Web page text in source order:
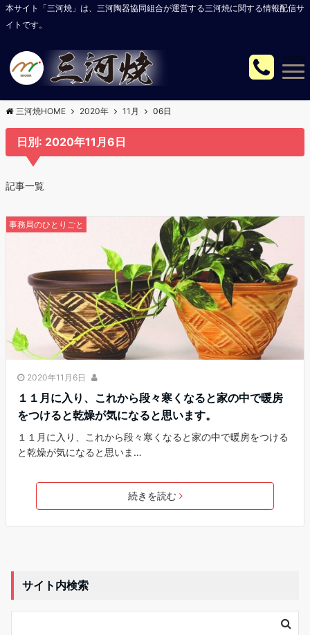
本サイト「三河焼」は、三河陶器協同組合が運営する三河焼に関する情報配信サ
イトです。
Menu
三河焼HOME 2020年 11月 06日
日別: 2020年11月6日
記事一覧
事務局のひとりごと
2020年11月6日
１１月に入り、これから段々寒くなると家の中で暖房
をつけると乾燥が気になると思います。
１１月に入り、これから段々寒くなると家の中で暖房をつける
と乾燥が気になると思いま…
続きを読む
サイト内検索